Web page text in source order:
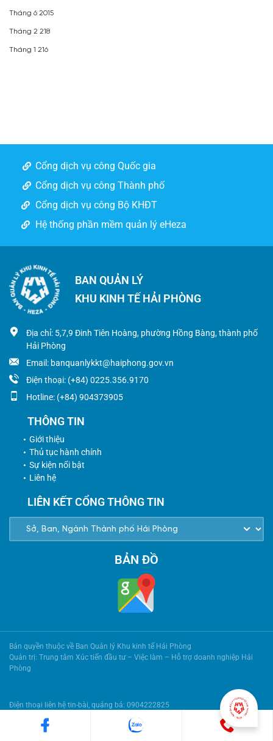
Tháng 6 2015
Tháng 2 218
Tháng 1 216
Cổng dịch vụ công Quốc gia
Cổng dịch vụ công Thành phố
Cổng dịch vụ công Bộ KHĐT
Hệ thống phần mềm quản lý eHeza
BAN QUẢN LÝ
KHU KINH TẾ HẢI PHÒNG
Địa chỉ: 5,7,9 Đinh Tiên Hoàng, phường Hồng Bàng, thành phố
Hải Phòng
Email: banquanlykkt@haiphong.gov.vn
Điện thoại: (+84) 0225.356.9170
Hotline: (+84) 904373905
THÔNG TIN
Giới thiệu
Thủ tục hành chính
Sự kiện nổi bật
Liên hệ
LIÊN KẾT CỔNG THÔNG TIN
BẢN ĐỒ
Bản quyền thuộc về Ban Quản lý Khu kinh tế Hải Phòng
Quản trị: Trung tâm Xúc tiến đầu tư – Việc làm – Hỗ trợ doanh nghiệp Hải
Phòng
Điện thoại liên hệ tin-bài, quảng bá: 0904222825